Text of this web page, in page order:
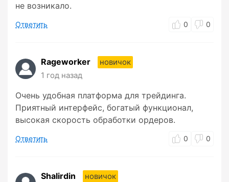
не возникало.
Ответить 0 0
Rageworker
новичок
1 год назад
Очень удобная платформа для трейдинга.
Приятный интерфейс, богатый функционал,
высокая скорость обработки ордеров.
Ответить 0 0
Shalirdin
новичок